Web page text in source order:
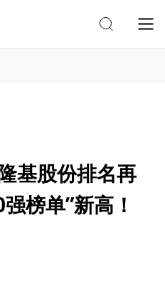
基股份排名再
榜单”新高！